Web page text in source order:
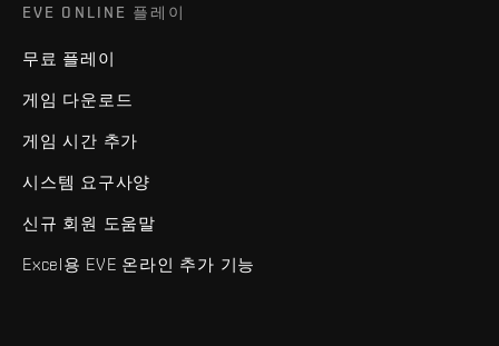
EVE ONLINE 플레이
무료 플레이
게임 다운로드
게임 시간 추가
시스템 요구사양
신규 회원 도움말
Excel용 EVE 온라인 추가 기능